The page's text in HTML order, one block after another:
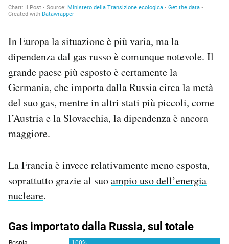
In Europa la situazione è più varia, ma la
dipendenza dal gas russo è comunque notevole. Il
grande paese più esposto è certamente la
Germania, che importa dalla Russia circa la metà
del suo gas, mentre in altri stati più piccoli, come
l’Austria e la Slovacchia, la dipendenza è ancora
maggiore.
La Francia è invece relativamente meno esposta,
soprattutto grazie al suoampio uso dell’energia
nucleare.